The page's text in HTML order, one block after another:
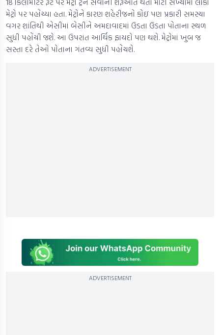
મેટ્રો પર પહોંચ્યા હતા. મેટ્રોને કારણ શહેરીજનો કોઇ પણ પ્રકારી સમસ્યા
વગર શાંતિથી એસીમાં બેસીને અમદાવાદમાં ઉડતા ઉડતા પોતાના સ્થળ
સુધી પહોંચી જશે. આ ઉપરાંત આર્થિક ફાયદો પણ થશે. મેટ્રોમાં ખુબ જ
સસ્તા દરે તેઓ પોતાના ગંતવ્ય સુધી પહોંચશે.
ADVERTISEMENT
ADVERTISEMENT